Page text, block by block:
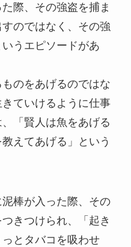
際、その強盗を捕ま
のではなく、その強
うエピソードがあ
のをあげるのではな
ていけるように仕事
「賢人は魚をあげる
えてあげる」という
棒が入った際、その
きつけられ、「起き
とタバコを吸わせ